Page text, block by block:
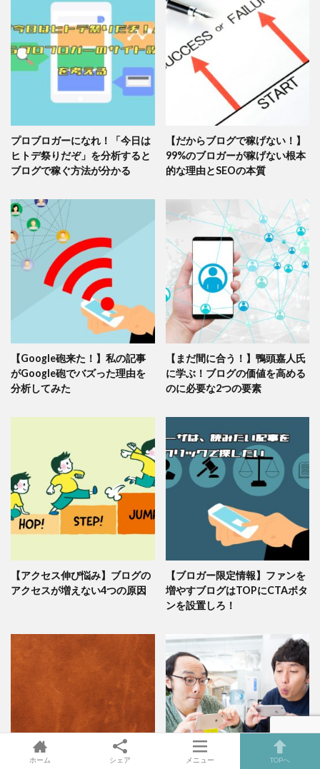
プロブロガーになれ！「今日は
ヒトデ祭りだぞ」を分析すると
ブログで稼ぐ方法が分かる
【だからブログで稼げない！】
99%のブロガーが稼げない根本
的な理由とSEOの本質
【Google砲来た！】私の記事
がGoogle砲でバズった理由を
分析してみた
【まだ間に合う！】鴨頭嘉人氏
に学ぶ！ブログの価値を高める
のに必要な2つの要素
【アクセス伸び悩み】ブログの
アクセスが増えない4つの原因
【ブロガー限定情報】ファンを
増やすブログはTOPにCTAボタ
ンを設置しろ！
ホーム シェア メニュー TOPへ